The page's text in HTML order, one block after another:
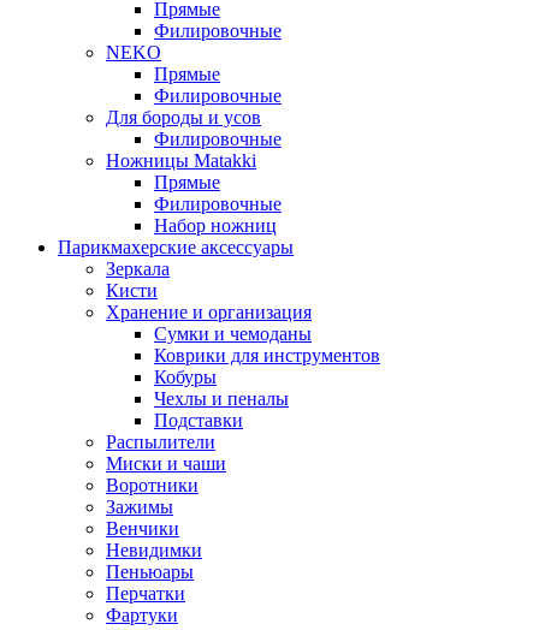
Прямые
Филировочные
NEKO
Прямые
Филировочные
Для бороды и усов
Филировочные
Ножницы Matakki
Прямые
Филировочные
Набор ножниц
Парикмахерские аксессуары
Зеркала
Кисти
Хранение и организация
Сумки и чемоданы
Коврики для инструментов
Кобуры
Чехлы и пеналы
Подставки
Распылители
Миски и чаши
Воротники
Зажимы
Венчики
Невидимки
Пеньюары
Перчатки
Фартуки